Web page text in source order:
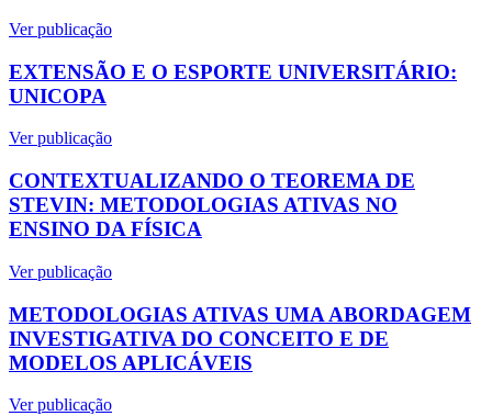
Ver publicação
EXTENSÃO E O ESPORTE UNIVERSITÁRIO:
UNICOPA
Ver publicação
CONTEXTUALIZANDO O TEOREMA DE
STEVIN: METODOLOGIAS ATIVAS NO
ENSINO DA FÍSICA
Ver publicação
METODOLOGIAS ATIVAS UMA ABORDAGEM
INVESTIGATIVA DO CONCEITO E DE
MODELOS APLICÁVEIS
Ver publicação